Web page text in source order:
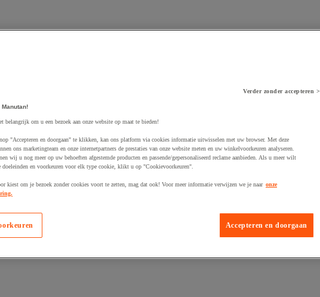
Verder zonder accepteren >
belangrijk om u een bezoek aan onze website op maat te bieden!
"Accepteren en doorgaan" te klikken, kan ons platform via cookies informatie uitwisselen met uw browser. Met deze
ons marketingteam en onze internetpartners de prestaties van onze website meten en uw winkelvoorkeuren analyseren.
wij u nog meer op uw behoeften afgestemde producten en passende/gepersonaliseerd reclame aanbieden. Als u meer wilt
doeleinden en voorkeuren voor elk type cookie, klikt u op "Cookievoorkeuren".
kiest om je bezoek zonder cookies voort te zetten, mag dat ook! Voor meer informatie verwijzen we je naar onze
Accepteren en doorgaan